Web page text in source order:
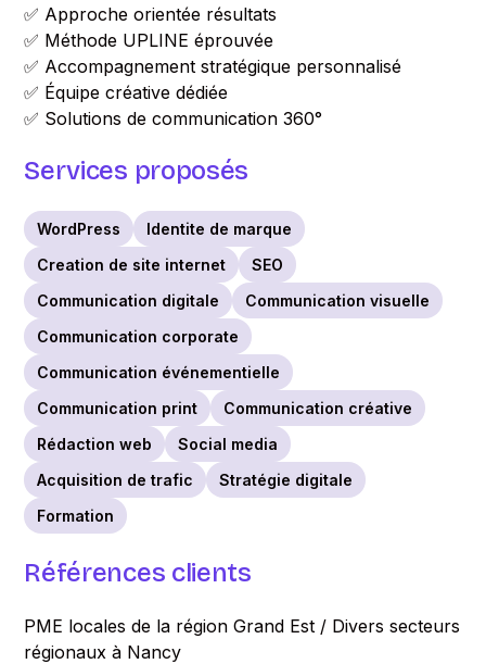
✅ Approche orientée résultats
✅ Méthode UPLINE éprouvée
✅ Accompagnement stratégique personnalisé
✅ Équipe créative dédiée
✅ Solutions de communication 360°
Services proposés
WordPress
Identite de marque
Creation de site internet
SEO
Communication digitale
Communication visuelle
Communication corporate
Communication événementielle
Communication print
Communication créative
Rédaction web
Social media
Acquisition de trafic
Stratégie digitale
Formation
Références clients
PME locales de la région Grand Est / Divers secteurs
régionaux à Nancy